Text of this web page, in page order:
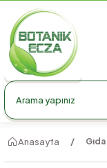
990 TL Üzeri Ücretsiz
990 TL Üzeri Ücretsiz
Anasayfa